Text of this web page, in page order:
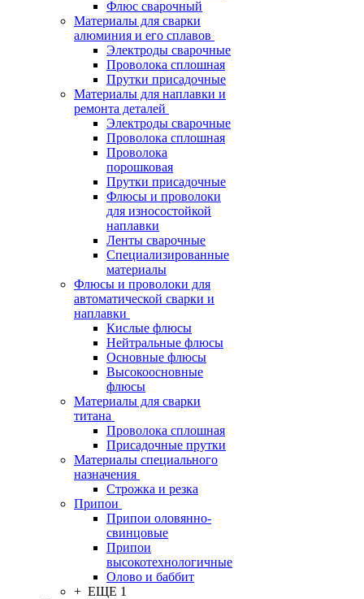
Флюс сварочный
Материалы для сварки
алюминия и его сплавов
Электроды сварочные
Проволока сплошная
Прутки присадочные
Материалы для наплавки и
ремонта деталей
Электроды сварочные
Проволока сплошная
Проволока
порошковая
Прутки присадочные
Флюсы и проволоки
для износостойкой
наплавки
Ленты сварочные
Специализированные
материалы
Флюсы и проволоки для
автоматической сварки и
наплавки
Кислые флюсы
Нейтральные флюсы
Основные флюсы
Высокоосновные
флюсы
Материалы для сварки
титана
Проволока сплошная
Присадочные прутки
Материалы специального
назначения
Строжка и резка
Припои
Припои оловянно-
свинцовые
Припои
высокотехнологичные
Олово и баббит
+ ЕЩЕ 1